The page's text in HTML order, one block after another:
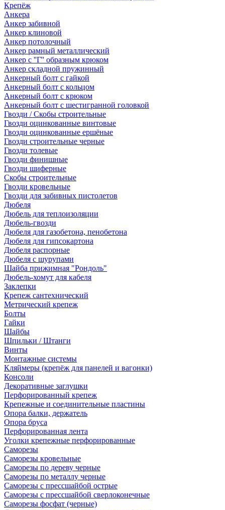
Крепёж
Анкера
Анкер забивной
Анкер клиновой
Анкер потолочный
Анкер рамный металлический
Анкер с ''Г'' образным крюком
Анкер складной пружинный
Анкерный болт с гайкой
Анкерный болт с кольцом
Анкерный болт с крюком
Анкерный болт с шестигранной головкой
Гвозди / Скобы строительные
Гвозди оцинкованные винтовые
Гвозди оцинкованные ершёные
Гвозди строительные черные
Гвозди толевые
Гвозди финишные
Гвозди шиферные
Скобы строительные
Гвозди кровельные
Гвозди для забивных пистолетов
Дюбеля
Дюбель для теплоизоляции
Дюбель-гвозди
Дюбеля для газобетона, пенобетона
Дюбеля для гипсокартона
Дюбеля распорные
Дюбеля с шурупами
Шайба прижимная "Рондоль"
Дюбель-хомут для кабеля
Заклепки
Крепеж сантехнический
Метрический крепеж
Болты
Гайки
Шайбы
Шпильки / Штанги
Винты
Монтажные системы
Кляймеры (крепёж для панелей и вагонки)
Консоли
Декоративные заглушки
Перфорированный крепеж
Крепежные и соединительные пластины
Опора балки, держатель
Опора бруса
Перфорированная лента
Уголки крепежные перфорированные
Саморезы
Саморезы кровельные
Саморезы по дереву черные
Саморезы по металлу черные
Саморезы с прессшайбой острые
Саморезы с прессшайбой сверлоконечные
Саморезы фосфат (черные)